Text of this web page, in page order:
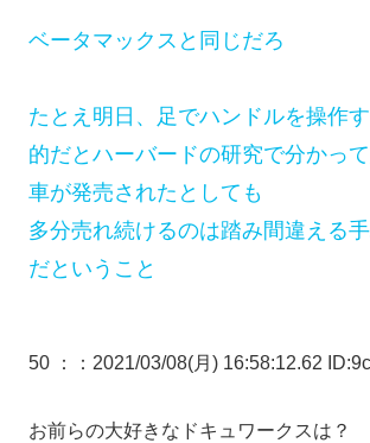
ベータマックスと同じだろ
たとえ明日、足でハンドルを操作
的だとハーバードの研究で分かっ
車が発売されたとしても
多分売れ続けるのは踏み間違える
だということ
50 ： ：2021/03/08(月) 16:58:12.62
お前らの大好きなドキュワークスは？